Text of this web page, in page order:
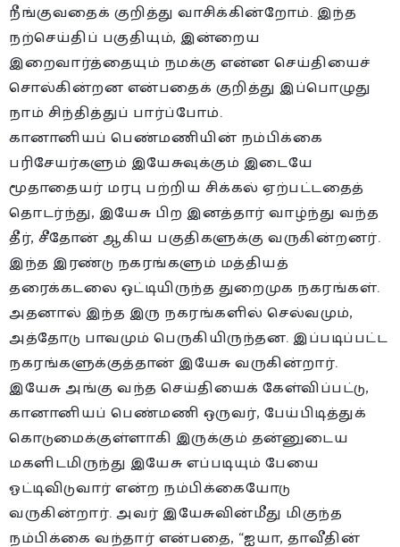
நீங்குவதைக் குறித்து வாசிக்கின்றோம். இந்த
நற்செய்திப் பகுதியும், இன்றைய
இறைவார்த்தையும் நமக்கு என்ன செய்தியைச்
சொல்கின்றன என்பதைக் குறித்து இப்பொழுது
நாம் சிந்தித்துப் பார்ப்போம்.
கானானியப் பெண்மணியின் நம்பிக்கை
பரிசேயர்களும் இயேசுவுக்கும் இடையே
மூதாதையர் மரபு பற்றிய சிக்கல் ஏற்பட்டதைத்
தொடர்ந்து, இயேசு பிற இனத்தார் வாழ்ந்து வந்த
தீர், சீதோன் ஆகிய பகுதிகளுக்கு வருகின்றனர்.
இந்த இரண்டு நகரங்களும் மத்தியத்
தரைக்கடலை ஒட்டியிருந்த துறைமுக நகரங்கள்.
அதனால் இந்த இரு நகரங்களில் செல்வமும்,
அத்தோடு பாவமும் பெருகியிருந்தன. இப்படிப்பட்ட
நகரங்களுக்குத்தான் இயேசு வருகின்றார்.
இயேசு அங்கு வந்த செய்தியைக் கேள்விப்பட்டு,
கானானியப் பெண்மணி ஒருவர், பேய்பிடித்துக்
கொடுமைக்குள்ளாகி இருக்கும் தன்னுடைய
மகளிடமிருந்து இயேசு எப்படியும் பேயை
ஓட்டிவிடுவார் என்ற நம்பிக்கையோடு
வருகின்றார். அவர் இயேசுவின்மீது மிகுந்த
நம்பிக்கை வந்தார் என்பதை, “ஐயா, தாவீதின்